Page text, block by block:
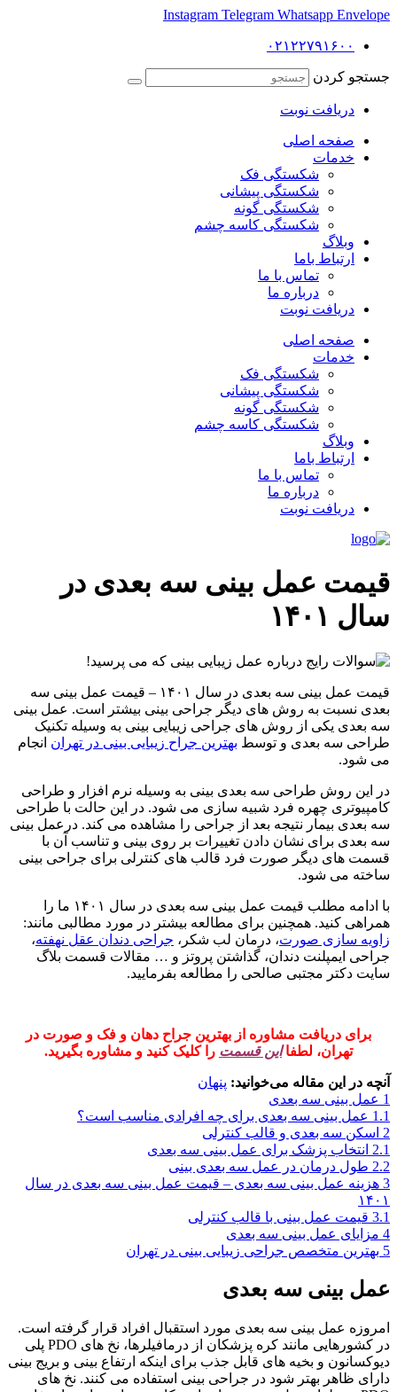
Instagram Telegram Whatsapp Envelope
۰۲۱۲۲۷۹۱۶۰۰
جستجو کردن
دریافت نوبت
صفحه اصلی
خدمات
شکستگی فک
شکستگی پیشانی
شکستگی گونه
شکستگی کاسه چشم
وبلاگ
ارتباط باما
تماس با ما
درباره ما
دریافت نوبت
صفحه اصلی
خدمات
شکستگی فک
شکستگی پیشانی
شکستگی گونه
شکستگی کاسه چشم
وبلاگ
ارتباط باما
تماس با ما
درباره ما
دریافت نوبت
قیمت عمل بینی سه بعدی در
سال ۱۴۰۱
قیمت عمل بینی سه بعدی در سال ۱۴۰۱ – قیمت عمل بینی سه
بعدی نسبت به روش های دیگر جراحی بینی بیشتر است. عمل بینی
سه بعدی یکی از روش های جراحی زیبایی بینی به وسیله تکنیک
طراحی سه بعدی و توسط بهترین جراح زیبایی بینی در تهران انجام
می شود.
در این روش طراحی سه بعدی بینی به وسیله نرم افزار و طراحی
کامپیوتری چهره فرد شبیه سازی می شود. در این حالت با طراحی
سه بعدی بیمار نتیجه بعد از جراحی را مشاهده می کند. درعمل بینی
سه بعدی برای نشان دادن تغییرات بر روی بینی و تناسب آن با
قسمت های دیگر صورت فرد قالب های کنترلی برای جراحی بینی
ساخته می شود.
با ادامه مطلب قیمت عمل بینی سه بعدی در سال ۱۴۰۱ ما را
همراهی کنید. همچنین برای مطالعه بیشتر در مورد مطالبی مانند:
زاویه سازی صورت، درمان لب شکر، جراحی دندان عقل نهفته،
جراحی ایمپلنت دندان، گذاشتن پروتز و … مقالات قسمت بلاگ
سایت دکتر مجتبی صالحی را مطالعه بفرمایید.
برای دریافت مشاوره از بهترین جراح دهان و فک و صورت در
تهران، لطفااین قسمت را کلیک کنید و مشاوره بگیرید.
آنچه در این مقاله می‌خوانید: پنهان
1 عمل بینی سه بعدی
1.1 عمل بینی سه بعدی برای چه افرادی مناسب است؟
2 اسکن سه بعدی و قالب کنترلی
2.1 انتخاب پزشک برای عمل بینی سه بعدی
2.2 طول درمان در عمل سه بعدی بینی
3 هزینه عمل بینی سه بعدی – قیمت عمل بینی سه بعدی در سال
۱۴۰۱
3.1 قیمت عمل بینی با قالب کنترلی
4 مزایای عمل بینی سه بعدی
5 بهترین متخصص جراحی زیبایی بینی در تهران
عمل بینی سه بعدی
امروزه عمل بینی سه بعدی مورد استقبال افراد قرار گرفته است.
در کشورهایی مانند کره پزشکان از درمافیلرها، نخ های PDO پلی
دیوکسانون و بخیه های قابل جذب برای اینکه ارتفاع بینی و بریج بینی
دارای ظاهر بهتر شود در جراحی بینی استفاده می کنند. نخ های